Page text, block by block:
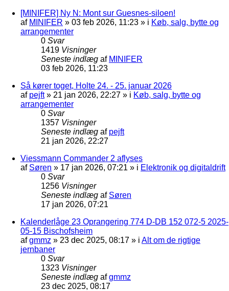
[MINIFER] Ny N: Mont sur Guesnes-siloen!
af MINIFER » 03 feb 2026, 11:23 » i Køb, salg, bytte og
arrangementer
0 Svar
1419 Visninger
Seneste indlæg af MINIFER
03 feb 2026, 11:23
Så kører toget, Holte 24. - 25. januar 2026
af pejft» 21 jan 2026, 22:27 » i Køb, salg, bytte og
arrangementer
0 Svar
1357 Visninger
Seneste indlæg af pejft
21 jan 2026, 22:27
Viessmann Commander 2 aflyses
af Søren » 17 jan 2026, 07:21 » i Elektronik og digitaldrift
0 Svar
1256 Visninger
Seneste indlæg af Søren
17 jan 2026, 07:21
Kalenderlåge 23 Oprangering 774 D-DB 152 072-5 2025-
05-15 Bischofsheim
afgmmz » 23 dec 2025, 08:17 » i Alt om de rigtige
jernbaner
0 Svar
1323 Visninger
Seneste indlæg afgmmz
23 dec 2025, 08:17